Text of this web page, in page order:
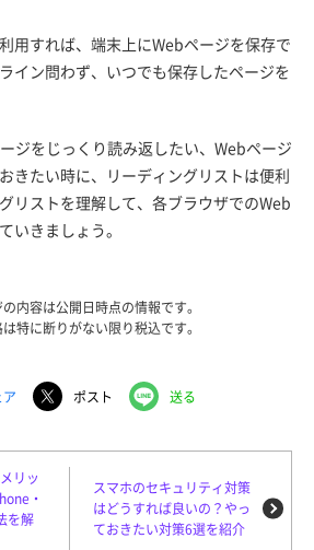
用すれば、端末上にWebページを保存で
イン問わず、いつでも保存したページを
ジをじっくり読み返したい、Webページ
きたい時に、リーディングリストは便利
リストを理解して、各ブラウザでのWeb
いきましょう。
内容は公開日時点の情報です。
特に断りがない限り税込です。
ポスト 送る
リッ
・
を解
スマホのセキュリティ対策
はどうすれば良いの？やっ
ておきたい対策6選を紹介